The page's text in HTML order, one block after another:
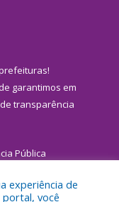
!
garantimos em
transparência
Pública
experiência de
portal, você